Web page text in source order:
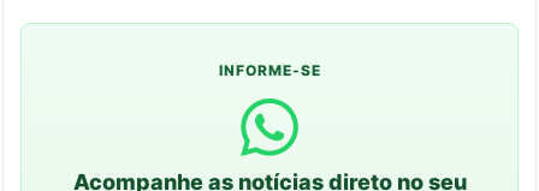
INFORME-SE
Acompanhe as notícias direto no seu